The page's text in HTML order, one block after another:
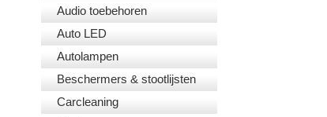
Audio toebehoren
Auto LED
Autolampen
Beschermers & stootlijsten
Carcleaning